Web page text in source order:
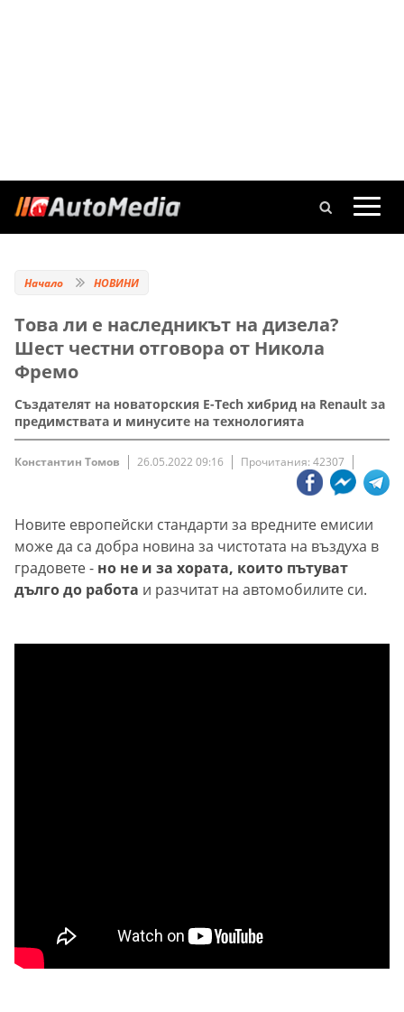
Начало НОВИНИ
Това ли е наследникът на дизела?
Шест честни отговора от Никола
Фремо
Създателят на новаторския E-Tech хибрид на Renault за
предимствата и минусите на технологията
Константин Томов 26.05.2022 09:16 Прочитания: 42307
Новите европейски стандарти за вредните емисии
може да са добра новина за чистотата на въздуха в
градовете - но не и за хората, които пътуват
дълго до работа и разчитат на автомобилите си.